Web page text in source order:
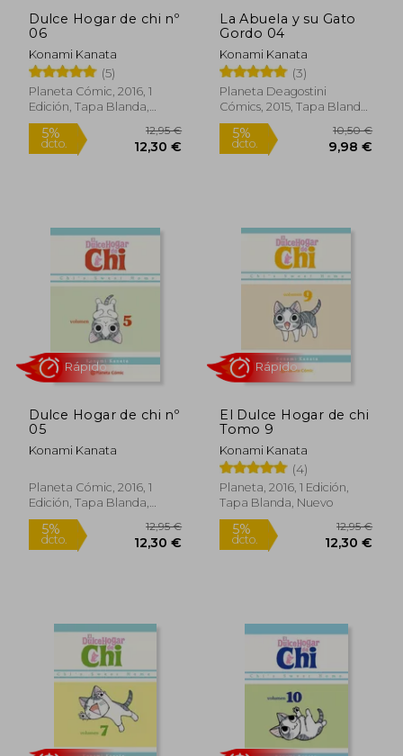
5%
dcto.
5%
dcto.
Dulce Hogar de chi nº
06
Konami Kanata
(5)
Planeta Cómic, 2016, 1
Edición, Tapa Blanda,
Nuevo
5%
dcto. 12,30 €
Rápido
La Abuela y su Gato
Gordo 04
Konami Kanata
(3)
Planeta Deagostini
Cómics, 2015, Tapa Blanda,
Nuevo
5%
dcto. 9,98
Rápido
Dulce Hogar de chi nº
05
Konami Kanata
Planeta Cómic, 2016, 1
Edición, Tapa Blanda,
Nuevo
El Dulce Hogar de chi
Tomo 9
Konami Kanata
(4)
Planeta, 2016, 1 Edición,
Tapa Blanda, Nuevo